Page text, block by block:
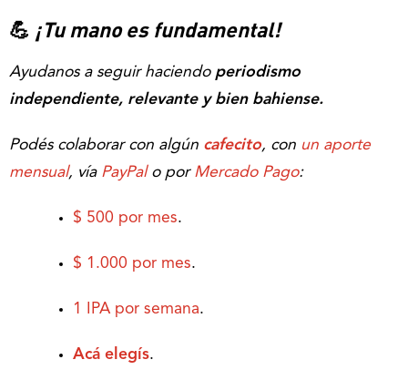
💪 ¡Tu mano es fundamental!
Ayudanos a seguir haciendo periodismo
independiente, relevante y bien bahiense.
Podés colaborar con algún cafecito, con un aporte
mensual, víaPayPalo porMercado Pago:
$ 500 por mes.
$ 1.000 por mes.
1 IPA por semana.
Acá elegís.